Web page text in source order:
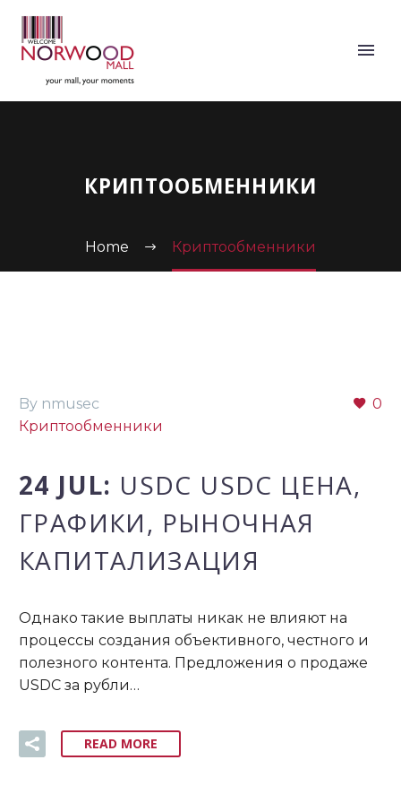
КРИПТООБМЕННИКИ
Home Криптообменники
0
By nmusec
Криптообменники
24 JUL: USDC USDC ЦЕНА,
ГРАФИКИ, РЫНОЧНАЯ
КАПИТАЛИЗАЦИЯ
Однако такие выплаты никак не влияют на
процессы создания объективного, честного и
полезного контента. Предложения о продаже
USDC за рубли…
READ MORE